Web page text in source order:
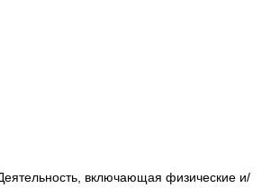
включающая физические и/